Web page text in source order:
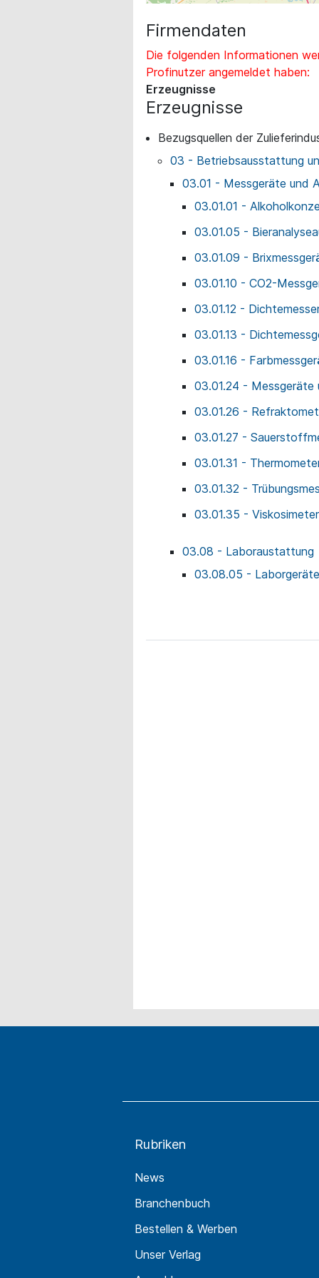
Firmendaten
Die folgenden Informationen
Profinutzer angemeldet haben:
Erzeugnisse
Erzeugnisse
Bezugsquellen der
03 - Betriebsausstattung
03.01 - Messgeräte und
03.01.01 -
03.01.05 -
03.01.09 -
03.01.10 - CO2-
03.01.12 -
03.01.13 -
03.01.16 -
03.01.24 - Messgeräte
03.01.26 -
03.01.27 -
03.01.31 -
03.01.32 -
03.01.35 -
03.08 - Laboraustattung
03.08.05 - Laborgeräte
Rubriken
News
Branchenbuch
Bestellen & Werben
Unser Verlag